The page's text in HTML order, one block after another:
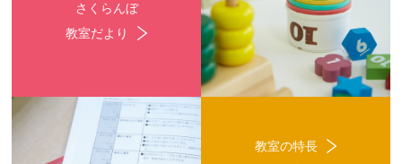
さくらんぼ
教室だより
教室の特長